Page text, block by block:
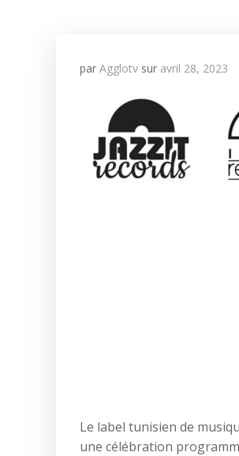
par Agglotv sur avril 28, 2023
Le label tunisien de
une célébration